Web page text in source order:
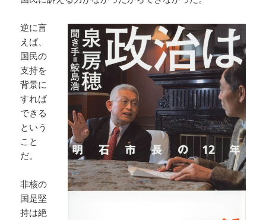
逆に言
えば、
国民の
支持を
背景に
すれば
できる
という
こと
だ。
非核の
国是堅
持は絶